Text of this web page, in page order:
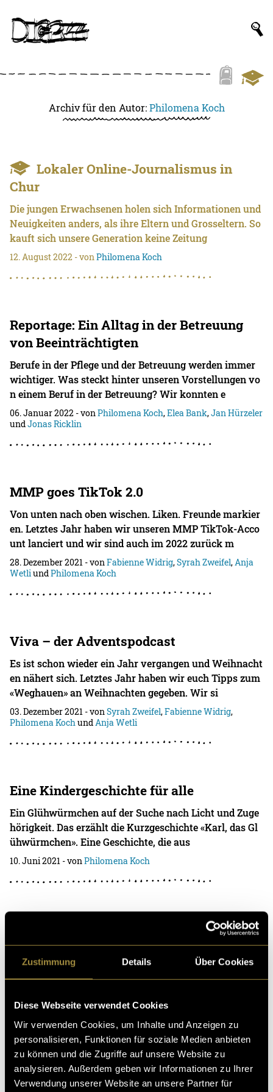
Zustimmung Details Über Cookies
Diese Webseite verwendet Cookies
Wir verwenden Cookies, um Inhalte und Anzeigen zu
personalisieren, Funktionen für soziale Medien anbieten
zu können und die Zugriffe auf unsere Website zu
analysieren. Außerdem geben wir Informationen zu Ihrer
Verwendung unserer Website an unsere Partner für
Archiv für den Autor:Philomena Koch
Lokaler Online-Journalismus in
Chur
Die jungen Erwachsenen holen sich Informationen und
Neuigkeiten anders, als ihre Eltern und Grosseltern. So
kauft sich unsere Generation keine Zeitung
12. August 2022 - vonPhilomena Koch
Reportage: Ein Alltag in der Betreuung
von Beeinträchtigten
Berufe in der Pflege und der Betreuung werden immer
wichtiger. Was steckt hinter unseren Vorstellungen vo
n einem Beruf in der Betreuung? Wir konnten e
06. Januar 2022 - vonPhilomena Koch,Elea Bank,Jan Hürzeler
undJonas Ricklin
MMP goes TikTok 2.0
Von unten nach oben wischen. Liken. Freunde markier
en. Letztes Jahr haben wir unseren MMP TikTok-Acco
unt lanciert und wir sind auch im 2022 zurück m
28. Dezember 2021 - vonFabienne Widrig,Syrah Zweifel,Anja
WetliundPhilomena Koch
Viva – der Adventspodcast
Es ist schon wieder ein Jahr vergangen und Weihnacht
en nähert sich. Letztes Jahr haben wir euch Tipps zum
«Weghauen» an Weihnachten gegeben. Wir si
03. Dezember 2021 - vonSyrah Zweifel,Fabienne Widrig,
Philomena KochundAnja Wetli
Eine Kindergeschichte für alle
Ein Glühwürmchen auf der Suche nach Licht und Zuge
hörigkeit. Das erzählt die Kurzgeschichte «Karl, das Gl
ühwürmchen». Eine Geschichte, die aus
10. Juni 2021 - vonPhilomena Koch
Eifach nei: Wir haben einen Disstrack
geschrieben
Wir alle kennen die kleinen Sorgen, die ein Studium mi
t sich bringt – und besondere Zeiten wie diese machen
HürzelerundJonas Ricklin